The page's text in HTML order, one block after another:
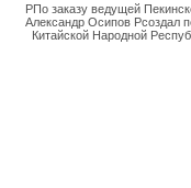
PПо заказу ведущей
Александр Осипов Pсоздал
Китайской Народной